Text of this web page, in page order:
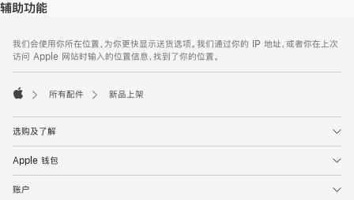
辅助功能
页
页
脚
注
我们会使用你所在位置，为你更快显示送货选项。我们通过你的 IP 地址，或者你在上次
访问 Apple 网站时输入的位置信息，找到了你的位置。
所有配件 新品上架
选购及了解
Apple 钱包
账户